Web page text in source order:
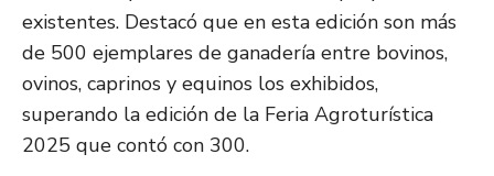
existentes. Destacó que en esta edición son más
de 500 ejemplares de ganadería entre bovinos,
ovinos, caprinos y equinos los exhibidos,
superando la edición de la Feria Agroturística
2025 que contó con 300.